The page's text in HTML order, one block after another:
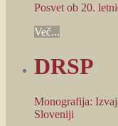
Posvet ob 20.
Več...
DRSP
Monografija:
Sloveniji